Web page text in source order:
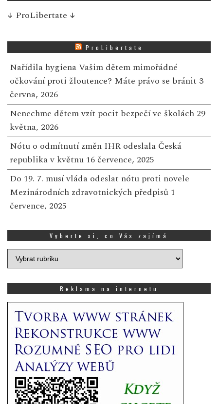
↓ ProLibertate ↓
ProLibertate
Nařídila hygiena Vašim dětem mimořádné
očkování proti žloutence? Máte právo se bránit 3
června, 2026
Nenechme dětem vzít pocit bezpečí ve školách 29
května, 2026
Nótu o odmítnutí změn IHR odeslala Česká
republika v květnu 16 července, 2025
Do 19. 7. musí vláda odeslat nótu proti novele
Mezinárodních zdravotnických předpisů 1
července, 2025
Vyberte si, co Vás zajímá
Vyberte
si,
zajímá
Reklama na internetu